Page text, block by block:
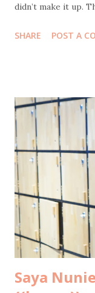
didn’t make it up.
Strategic hunger.
would have been
our best food-
tent stall with
Dinner was rawon
very comforting
The flavor,
salted eggs pulled
Emotional support
bring UNO...
SHARE POST A
Saya